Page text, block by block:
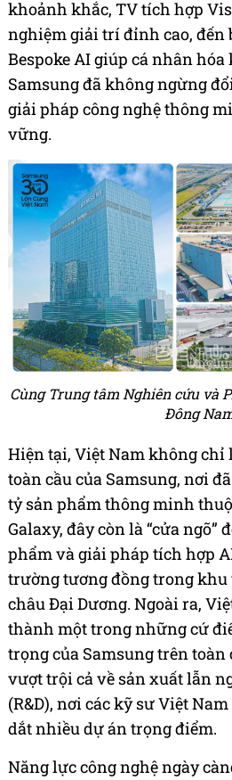
khoảnh khắc, TV tích hợp
nghiệm giải trí đỉnh cao, đến
Bespoke AI giúp cá nhân
Samsung đã không ngừng
giải pháp công nghệ thông
vững.
Cùng Trung tâm Nghiên cứu và
Đông
Hiện tại, Việt Nam không chỉ
toàn cầu của Samsung, nơi
tỷ sản phẩm thông minh
Galaxy, đây còn là “cửa ngõ”
phẩm và giải pháp tích hợp
trường tương đồng trong khu
châu Đại Dương. Ngoài ra,
thành một trong những cứ
trọng của Samsung trên
vượt trội cả về sản xuất lẫn
(R&D), nơi các kỹ sư Việt
dắt nhiều dự án trọng điểm.
Năng lực công nghệ ngày